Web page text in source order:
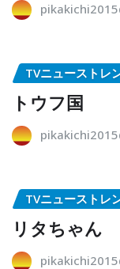
TVニューストレ
トウフ国
TVニューストレ
リタちゃん